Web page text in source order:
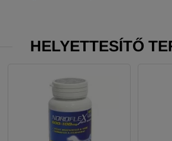
HELYETTESÍTŐ